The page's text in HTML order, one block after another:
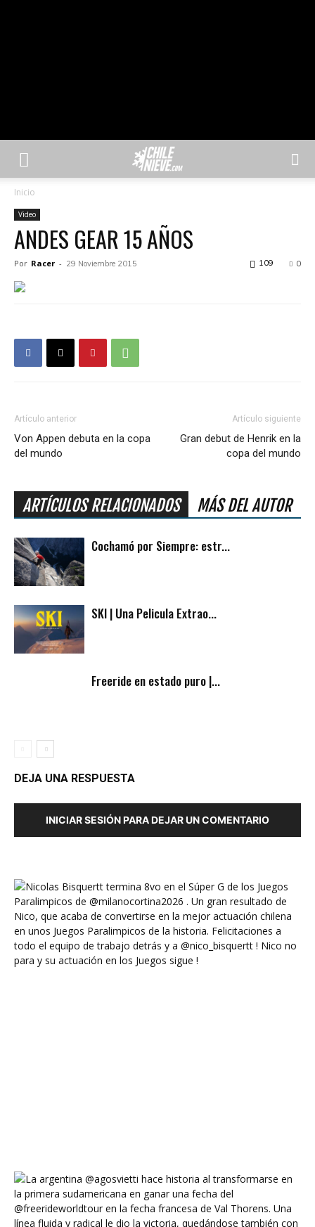
Inicio
Video
ANDES GEAR 15 AÑOS
Por Racer - 29 Noviembre 2015 0
109
Artículo anterior
Von Appen debuta en la copa
del mundo
Artículo siguiente
Gran debut de Henrik en la
copa del mundo
ARTÍCULOS RELACIONADOS MÁS DEL AUTOR
Cochamó por Siempre: estr...
SKI | Una Pelicula Extrao...
Freeride en estado puro |...
DEJA UNA RESPUESTA
INICIAR SESIÓN PARA DEJAR UN COMENTARIO